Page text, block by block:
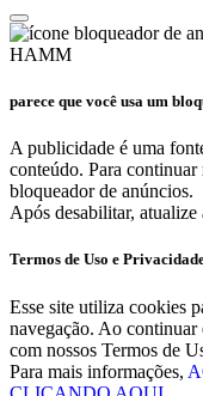
HAMM
parece que você usa um
A publicidade é uma
conteúdo. Para
bloqueador de anúncios.
Após desabilitar,
Termos de Uso e
Esse site utiliza cookies
navegação. Ao continuar
com nossos Termos de
Para mais informações,